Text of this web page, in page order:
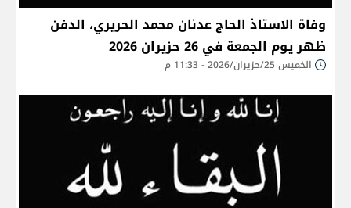
وفاة الاستاذ الحاج عدنان محمد الحريري، الدفن
ظهر يوم الجمعة في 26 حزيران 2026
الخميس 25/حزيران/2026 - 11:33 م